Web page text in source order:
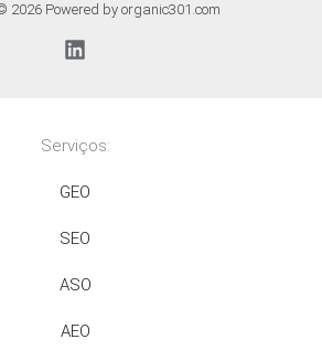
2026 Powered by organic301.com
Serviços:
GEO
SEO
ASO
AEO